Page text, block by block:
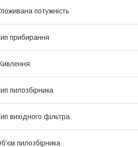
потужність
прибирання
пилозбірника
вихідного фільтра
пилозбірника